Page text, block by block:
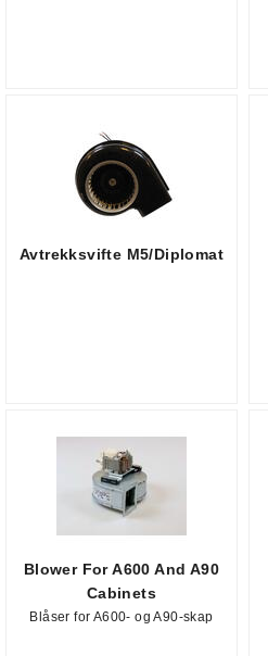
Avtrekksvifte M5/Diplomat
Blower For A600 And A90
Cabinets
Blåser for A600- og A90-skap